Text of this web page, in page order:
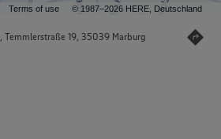
Terms of use © 1987–2026 HERE, Deutschland
, Temmlerstraße 19, 35039 Marburg